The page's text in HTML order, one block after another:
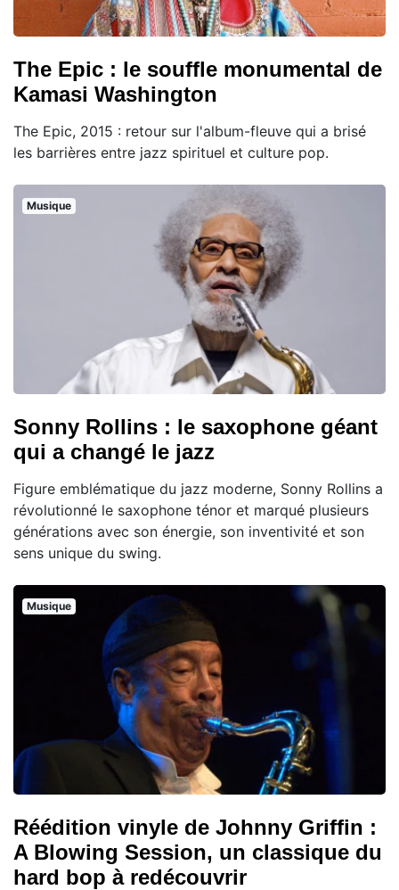
The Epic : le souffle monumental de
Kamasi Washington
The Epic, 2015 : retour sur l'album-fleuve qui a brisé
les barrières entre jazz spirituel et culture pop.
Musique
Sonny Rollins : le saxophone géant
qui a changé le jazz
Figure emblématique du jazz moderne, Sonny Rollins a
révolutionné le saxophone ténor et marqué plusieurs
générations avec son énergie, son inventivité et son
sens unique du swing.
Musique
Réédition vinyle de Johnny Griffin :
A Blowing Session, un classique du
hard bop à redécouvrir